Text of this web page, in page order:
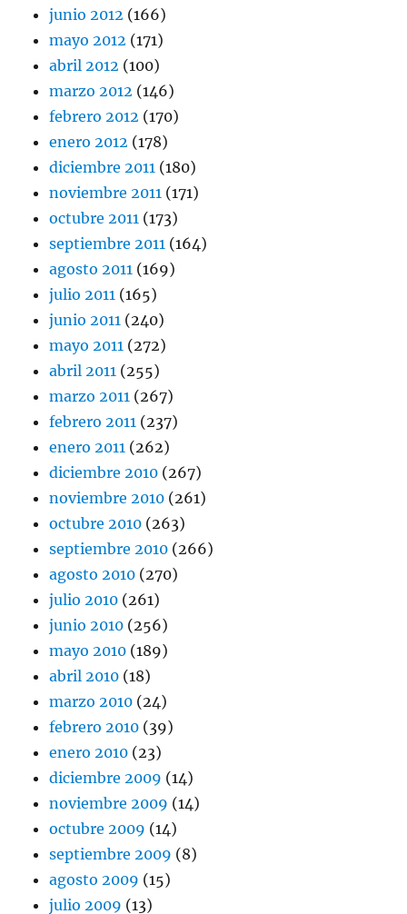
junio 2012 (166)
mayo 2012 (171)
abril 2012 (100)
marzo 2012 (146)
febrero 2012 (170)
enero 2012 (178)
diciembre 2011 (180)
noviembre 2011 (171)
octubre 2011 (173)
septiembre 2011 (164)
agosto 2011 (169)
julio 2011 (165)
junio 2011 (240)
mayo 2011 (272)
abril 2011 (255)
marzo 2011 (267)
febrero 2011 (237)
enero 2011 (262)
diciembre 2010 (267)
noviembre 2010 (261)
octubre 2010 (263)
septiembre 2010 (266)
agosto 2010 (270)
julio 2010 (261)
junio 2010 (256)
mayo 2010 (189)
abril 2010 (18)
marzo 2010 (24)
febrero 2010 (39)
enero 2010 (23)
diciembre 2009 (14)
noviembre 2009 (14)
octubre 2009 (14)
septiembre 2009 (8)
agosto 2009 (15)
julio 2009 (13)